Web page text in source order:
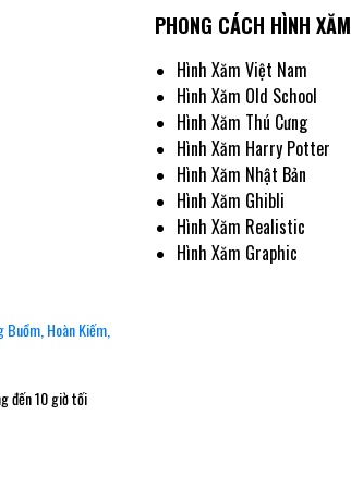
tattoo, đây là một thiết kế "vượt
Với các khách hàng tại H2M,
Buồm, Hoàn Kiếm,
đến 10 giờ tối
PHONG CÁCH HÌNH XĂM
Hình Xăm Việt Nam
Hình Xăm Old School
Hình Xăm Thú Cưng
Hình Xăm Harry Potter
Hình Xăm Nhật Bản
Hình Xăm Ghibli
Hình Xăm Realistic
Hình Xăm Graphic